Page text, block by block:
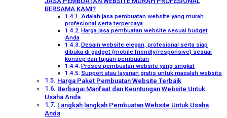
BERSAMA KAMI?
Adalah jasa pembuatan website yang murah
profesional serta terpercaya
Harga jasa pembuatan website sesuai budget
Anda
Desain website elegan, profesional serta siap
dibuka di gadget (mobile friendly/responsive) sesuai
konsep dan tujuan pembuatan
Proses pembuatan website yang singkat
Support atau layanan gratis untuk masalah website
Harga Paket Pembuatan Website Terbaik
Berbagai Manfaat dan Keuntungan Website Untuk
Usaha Anda :
Langkah langkah Pembuatan Website Untuk Usaha
Anda